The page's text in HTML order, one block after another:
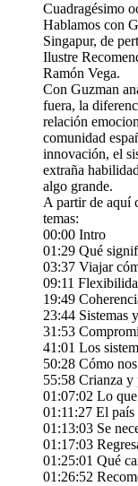
Cuadragésimo
Hablamos con
Singapur, de
Ilustre
Ramón Vega.
Con Guzman
fuera, la
relación
comunidad
innovación, el
extraña
algo grande.
A partir de aquí
temas:
00:00 Intro
01:29 Qué
03:37 Viajar
09:11
19:49
23:44 Sistemas
31:53
41:01 Los
50:28 Cómo
55:58 Crianza y
01:07:02 Lo
01:11:27 El país
01:13:03 Se
01:17:03
01:25:01 Qué
01:26:52